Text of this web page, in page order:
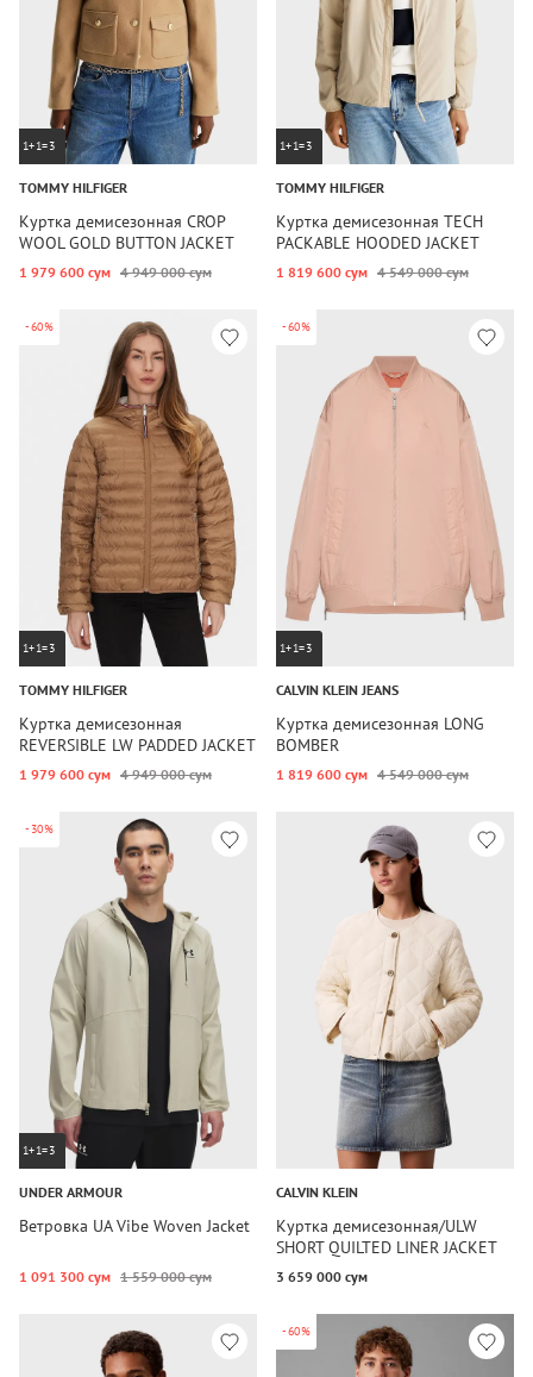
1+1=3
TOMMY HILFIGER
Куртка демисезонная CROP
WOOL GOLD BUTTON JACKET
1 979 600 сум 4 949 000 сум
1+1=3
TOMMY HILFIGER
Куртка демисезонная TECH
PACKABLE HOODED JACKET
1 819 600 сум 4 549 000 сум
-60%
1+1=3
TOMMY HILFIGER
Куртка демисезонная
REVERSIBLE LW PADDED JACKET
1 979 600 сум 4 949 000 сум
-60%
1+1=3
CALVIN KLEIN JEANS
Куртка демисезонная LONG
BOMBER
1 819 600 сум 4 549 000 сум
-30%
1+1=3
UNDER ARMOUR
Ветровка UA Vibe Woven Jacket
1 091 300 сум 1 559 000 сум
CALVIN KLEIN
Куртка демисезонная/ULW
SHORT QUILTED LINER JACKET
3 659 000 сум
-60%